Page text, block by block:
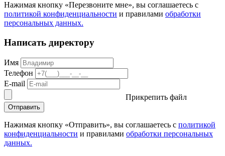
Нажимая кнопку «Перезвоните мне», вы соглашаетесь с
политикой конфиденциальности и правилами обработки
персональных данных.
Написать директору
Имя
Телефон
E-mail
Прикрепить файл
Отправить
Нажимая кнопку «Отправить», вы соглашаетесь с политикой
конфиденциальности и правилами обработки персональных
данных.